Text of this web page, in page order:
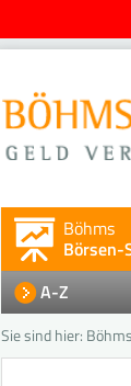
Böhms
Börsen-
A-Z
Sie sind hier: